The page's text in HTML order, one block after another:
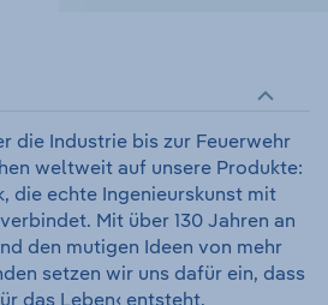
die Industrie bis zur Feuerwehr
weltweit auf unsere Produkte:
die echte Ingenieurskunst mit
Mit über 130 Jahren an
den mutigen Ideen von mehr
setzen wir uns dafür ein, dass
das Leben‹ entsteht.